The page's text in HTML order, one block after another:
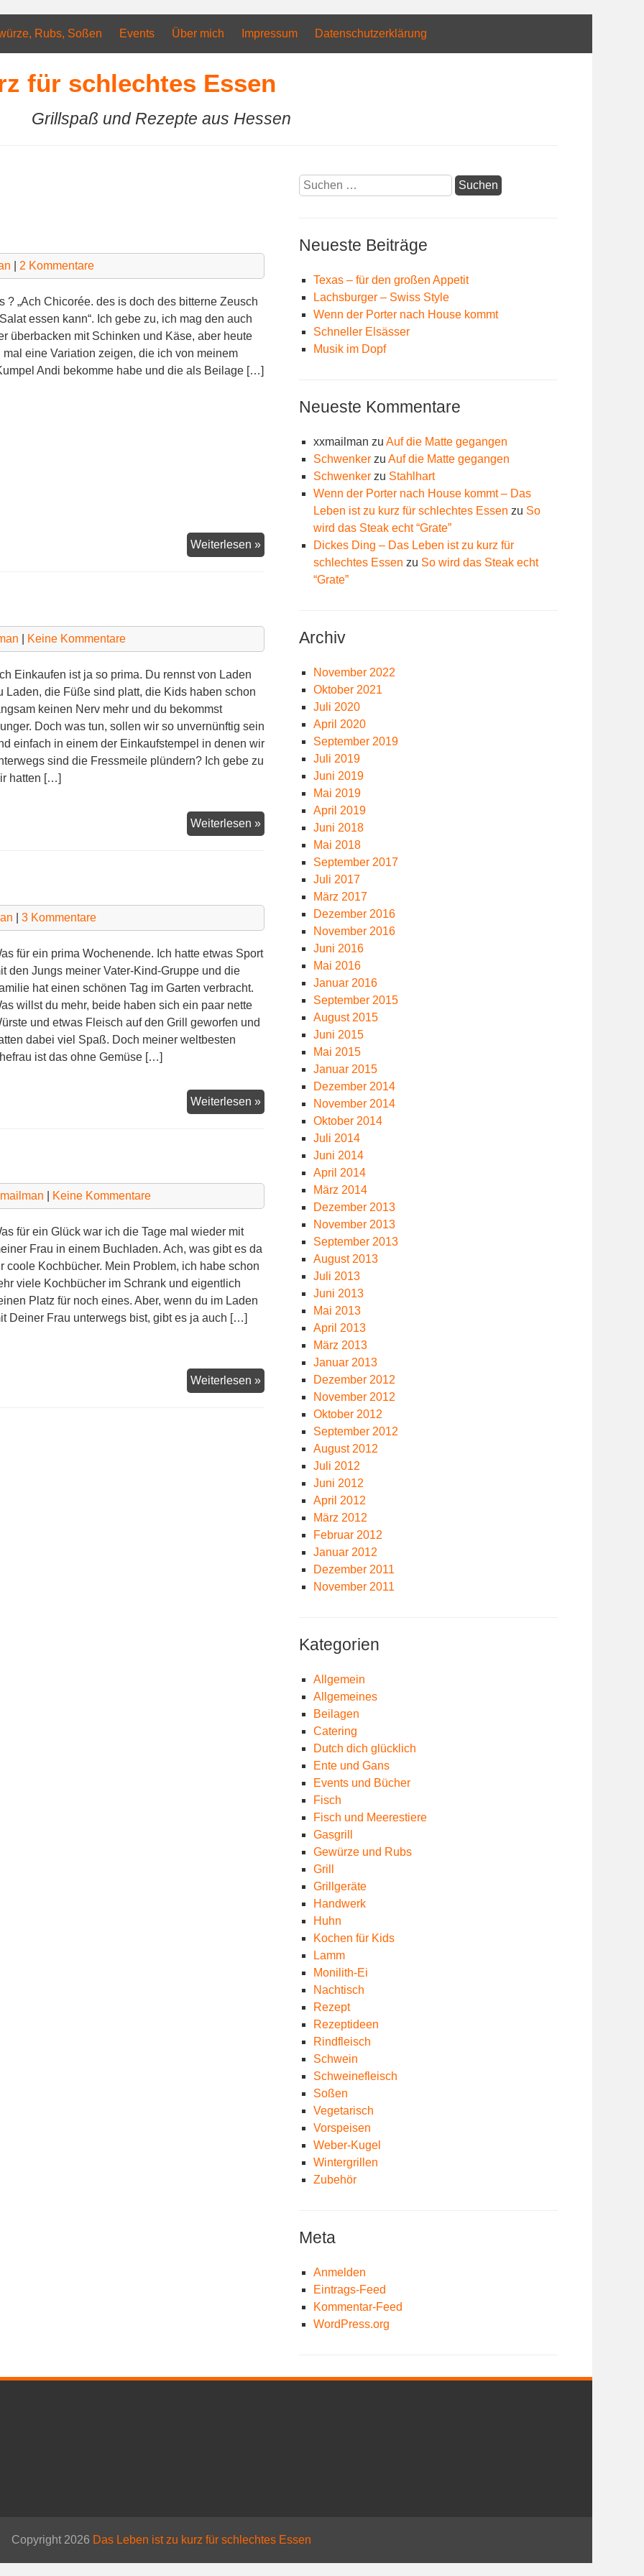
Rubs, Soßen Events Über mich Impressum Datenschutzerklärung
für schlechtes Essen
Grillspaß und Rezepte aus Hessen
2 Kommentare
? „Ach Chicorée. des is doch des bitterne Zeusch
essen kann“. Ich gebe zu, ich mag den auch
überbacken mit Schinken und Käse, aber heute
eine Variation zeigen, die ich von meinem
Andi bekomme habe und die als Beilage […]
Weiterlesen »Chicorée
mal
Keine Kommentare
Einkaufen ist ja so prima. Du rennst von Laden
Laden, die Füße sind platt, die Kids haben schon
keinen Nerv mehr und du bekommst
Doch was tun, sollen wir so unvernünftig sein
einfach in einem der Einkaufstempel in denen wir
sind die Fressmeile plündern? Ich gebe zu
hatten […]
Weiterlesen »Krasse
Beilage
3 Kommentare
für ein prima Wochenende. Ich hatte etwas Sport
den Jungs meiner Vater-Kind-Gruppe und die
hat einen schönen Tag im Garten verbracht.
willst du mehr, beide haben sich ein paar nette
und etwas Fleisch auf den Grill geworfen und
dabei viel Spaß. Doch meiner weltbesten
ist das ohne Gemüse […]
Weiterlesen »Moink
Balls
Keine Kommentare
für ein Glück war ich die Tage mal wieder mit
Frau in einem Buchladen. Ach, was gibt es da
coole Kochbücher. Mein Problem, ich habe schon
viele Kochbücher im Schrank und eigentlich
Platz für noch eines. Aber, wenn du im Laden
Deiner Frau unterwegs bist, gibt es ja auch […]
Weiterlesen »Soßentraum
Suchen
nach:
Neueste Beiträge
Texas – für den großen Appetit
Lachsburger – Swiss Style
Wenn der Porter nach House kommt
Schneller Elsässer
Musik im Dopf
Neueste Kommentare
xxmailman zu Auf die Matte gegangen
Schwenker zu Auf die Matte gegangen
Schwenker zu Stahlhart
Wenn der Porter nach House kommt – Das
Leben ist zu kurz für schlechtes Essen zu So
wird das Steak echt “Grate”
Dickes Ding – Das Leben ist zu kurz für
schlechtes Essen zu So wird das Steak echt
“Grate”
Archiv
November 2022
Oktober 2021
Juli 2020
April 2020
September 2019
Juli 2019
Juni 2019
Mai 2019
April 2019
Juni 2018
Mai 2018
September 2017
Juli 2017
März 2017
Dezember 2016
November 2016
Juni 2016
Mai 2016
Januar 2016
September 2015
August 2015
Juni 2015
Mai 2015
Januar 2015
Dezember 2014
November 2014
Oktober 2014
Juli 2014
Juni 2014
April 2014
März 2014
Dezember 2013
November 2013
September 2013
August 2013
Juli 2013
Juni 2013
Mai 2013
April 2013
März 2013
Januar 2013
Dezember 2012
November 2012
Oktober 2012
September 2012
August 2012
Juli 2012
Juni 2012
April 2012
März 2012
Februar 2012
Januar 2012
Dezember 2011
November 2011
Kategorien
Allgemein
Allgemeines
Beilagen
Catering
Dutch dich glücklich
Ente und Gans
Events und Bücher
Fisch
Fisch und Meerestiere
Gasgrill
Gewürze und Rubs
Grill
Grillgeräte
Handwerk
Huhn
Kochen für Kids
Lamm
Monilith-Ei
Nachtisch
Rezept
Rezeptideen
Rindfleisch
Schwein
Schweinefleisch
Soßen
Vegetarisch
Vorspeisen
Weber-Kugel
Wintergrillen
Zubehör
Meta
Anmelden
Eintrags-Feed
Kommentar-Feed
WordPress.org
Copyright 2026 Das Leben ist zu kurz für schlechtes Essen